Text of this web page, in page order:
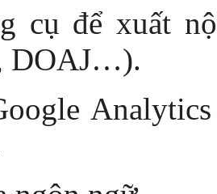
cụ để xuất
DOAJ…).